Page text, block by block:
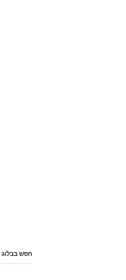
חפש בבלוג